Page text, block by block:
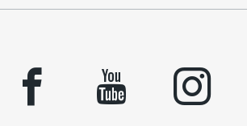
facebook youtube instagram